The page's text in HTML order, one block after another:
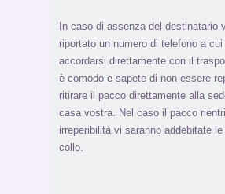
In caso di assenza del
riportato un numero di telefono a
accordarsi direttamente con il
è comodo e sapete di non essere
ritirare il pacco direttamente alla
casa vostra. Nel caso il pacco
irreperibilità vi saranno addebitate
collo.